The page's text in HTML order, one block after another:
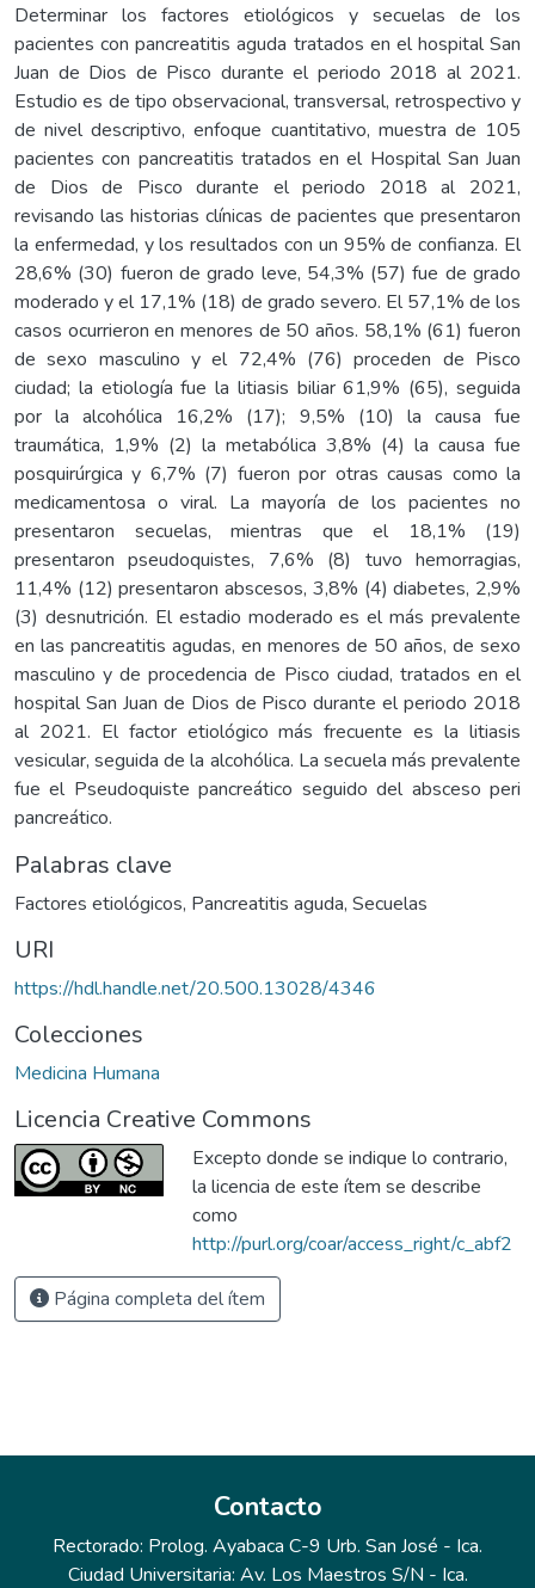
Determinar los factores etiológicos y secuelas de los
pacientes con pancreatitis aguda tratados en el hospital San
Juan de Dios de Pisco durante el periodo 2018 al 2021.
Estudio es de tipo observacional, transversal, retrospectivo y
de nivel descriptivo, enfoque cuantitativo, muestra de 105
pacientes con pancreatitis tratados en el Hospital San Juan
de Dios de Pisco durante el periodo 2018 al 2021,
revisando las historias clínicas de pacientes que presentaron
la enfermedad, y los resultados con un 95% de confianza. El
28,6% (30) fueron de grado leve, 54,3% (57) fue de grado
moderado y el 17,1% (18) de grado severo. El 57,1% de los
casos ocurrieron en menores de 50 años. 58,1% (61) fueron
de sexo masculino y el 72,4% (76) proceden de Pisco
ciudad; la etiología fue la litiasis biliar 61,9% (65), seguida
por la alcohólica 16,2% (17); 9,5% (10) la causa fue
traumática, 1,9% (2) la metabólica 3,8% (4) la causa fue
posquirúrgica y 6,7% (7) fueron por otras causas como la
medicamentosa o viral. La mayoría de los pacientes no
presentaron secuelas, mientras que el 18,1% (19)
presentaron pseudoquistes, 7,6% (8) tuvo hemorragias,
11,4% (12) presentaron abscesos, 3,8% (4) diabetes, 2,9%
(3) desnutrición. El estadio moderado es el más prevalente
en las pancreatitis agudas, en menores de 50 años, de sexo
masculino y de procedencia de Pisco ciudad, tratados en el
hospital San Juan de Dios de Pisco durante el periodo 2018
al 2021. El factor etiológico más frecuente es la litiasis
vesicular, seguida de la alcohólica. La secuela más prevalente
fue el Pseudoquiste pancreático seguido del absceso peri
pancreático.
Palabras clave
Factores etiológicos, Pancreatitis aguda, Secuelas
URI
https://hdl.handle.net/20.500.13028/4346
Colecciones
Medicina Humana
Licencia Creative Commons
Excepto donde se indique lo contrario,
la licencia de este ítem se describe
como
http://purl.org/coar/access_right/c_abf2
Página completa del ítem
Contacto
Rectorado: Prolog. Ayabaca C-9 Urb. San José - Ica.
Ciudad Universitaria: Av. Los Maestros S/N - Ica.